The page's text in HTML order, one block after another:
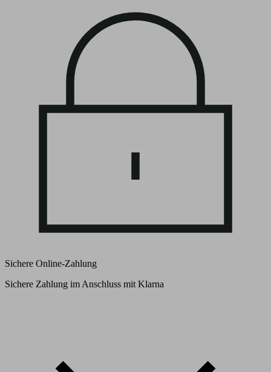
Sichere Online-Zahlung
Sichere Zahlung im Anschluss mit Klarna